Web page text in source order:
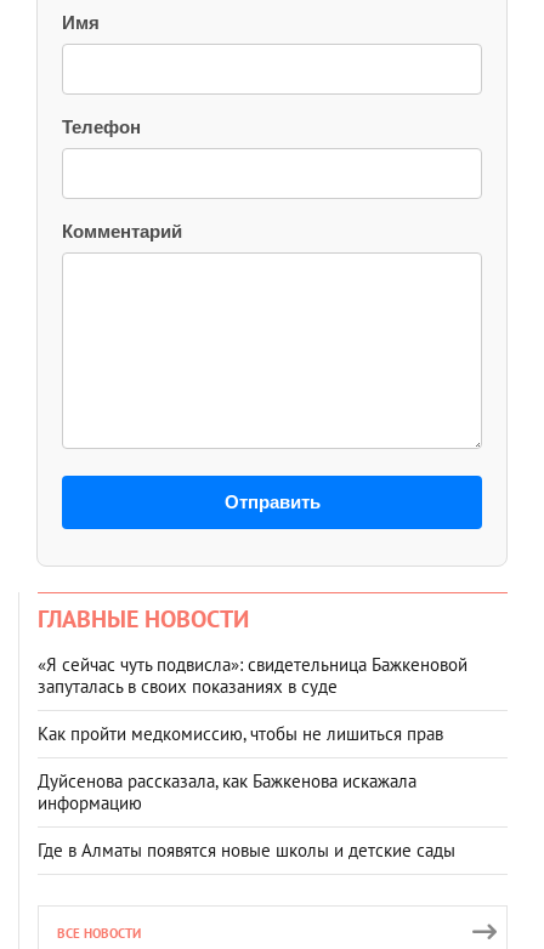
Имя
Телефон
Комментарий
Отправить
ГЛАВНЫЕ НОВОСТИ
«Я сейчас чуть подвисла»: свидетельница Бажкеновой
запуталась в своих показаниях в суде
Как пройти медкомиссию, чтобы не лишиться прав
Дуйсенова рассказала, как Бажкенова искажала
информацию
Где в Алматы появятся новые школы и детские сады
ВСЕ НОВОСТИ